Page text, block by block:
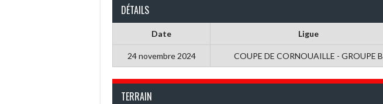
DÉTAILS
Date Ligue
24 novembre 2024 COUPE DE CORNOUAILLE - GROUPE B
TERRAIN